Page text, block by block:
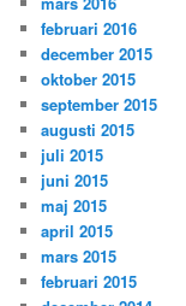
februari 2016
december 2015
oktober 2015
september 2015
augusti 2015
juli 2015
juni 2015
maj 2015
april 2015
mars 2015
februari 2015